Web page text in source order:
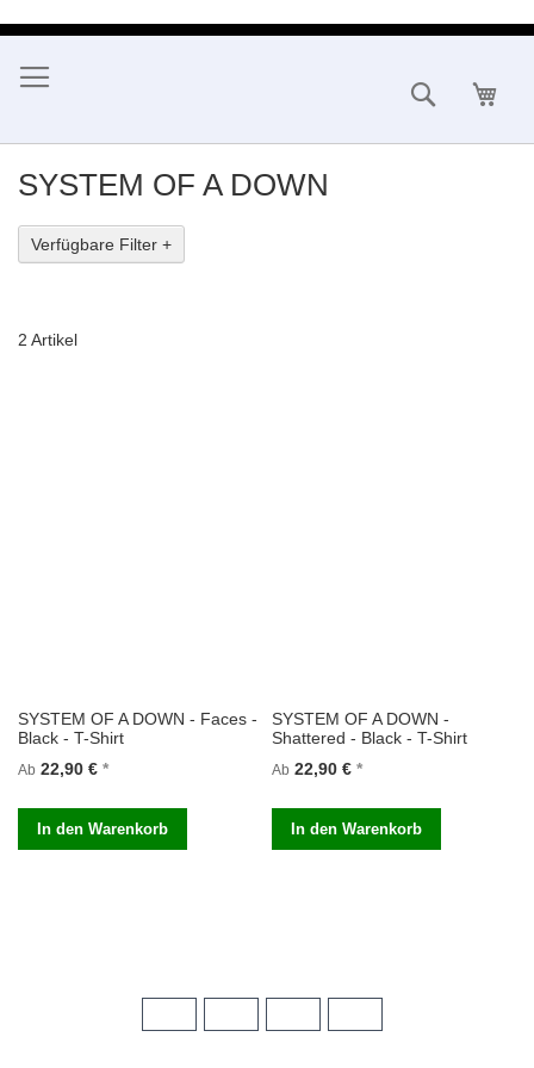
Direkt
zum
Inhalt
Suche
SYSTEM OF A DOWN
Verfügbare Filter +
2 Artikel
SYSTEM OF A DOWN - Faces -
Black - T-Shirt
Ab 22,90 €
In den Warenkorb
SYSTEM OF A DOWN -
Shattered - Black - T-Shirt
Ab 22,90 €
In den Warenkorb